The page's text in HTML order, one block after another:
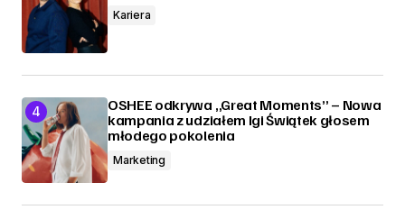
Kariera
OSHEE odkrywa „Great Moments” – Nowa
kampania z udziałem Igi Świątek głosem
młodego pokolenia
Marketing